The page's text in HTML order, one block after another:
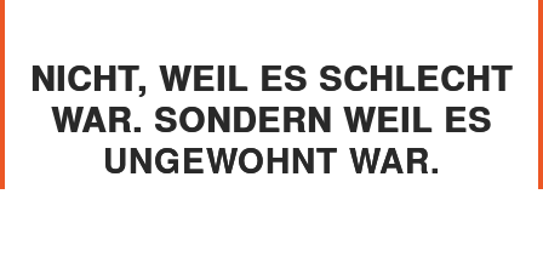
NICHT, WEIL ES SCHLECHT
WAR. SONDERN WEIL ES
UNGEWOHNT WAR.